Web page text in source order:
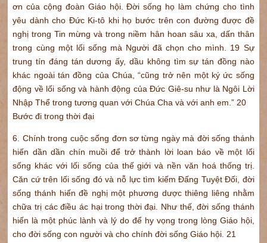
ơn của cộng đoàn Giáo hội. Đời sống họ làm chứng cho tình
yêu dành cho Đức Ki-tô khi họ bước trên con đường được đề
nghị trong Tin mừng và trong niềm hân hoan sâu xa, dấn thân
trong cùng một lối sống mà Người đã chọn cho mình. 19 Sự
trung tín đáng tán dương ấy, dầu không tìm sự tán đồng nào
khác ngoài tán đồng của Chúa, “cũng trở nên một ký ức sống
động về lối sống và hành động của Đức Giê-su như là Ngôi Lời
Nhập Thể trong tương quan với Chúa Cha và với anh em.” 20
Bước đi trong thời đại
6. Chính trong cuộc sống đơn sơ từng ngày mà đời sống thánh
hiến dần dần chín muồi để trở thành lời loan báo về một lối
sống khác với lối sống của thế giới và nền văn hoá thống trị.
Căn cứ trên lối sống đó và nỗ lực tìm kiếm Đấng Tuyệt Đối, đời
sống thánh hiến đề nghị một phương dược thiêng liêng nhằm
chữa trị các điều ác hại trong thời đại. Như thế, đời sống thánh
hiến là một phúc lành và lý do để hy vọng trong lòng Giáo hội,
cho đời sống con người và cho chính đời sống Giáo hội. 21